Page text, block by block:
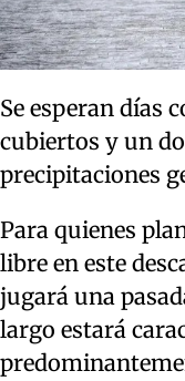
Se esperan días
cubiertos y un
precipitaciones
Para quienes
libre en este
jugará una
largo estará